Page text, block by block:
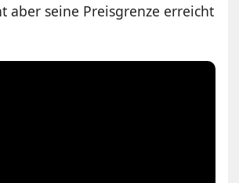
aber seine Preisgrenze erreicht